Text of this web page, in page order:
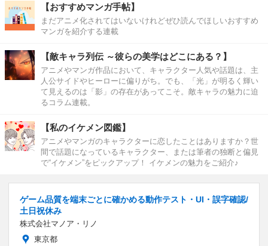
【おすすめマンガ手帖】
まだアニメ化されてはいないけれどぜひ読んでほしいおすすめ
マンガを紹介する連載
【敵キャラ列伝 ～彼らの美学はどこにある？】
アニメやマンガ作品において、キャラクター人気や話題は、主
人公サイドやヒーローに偏りがち。でも、「光」が明るく輝い
て見えるのは「影」の存在があってこそ。敵キャラの魅力に迫
るコラム連載。
【私のイケメン図鑑】
アニメやマンガのキャラクターに恋したことはありますか？世
間で話題になっているキャラクター、または筆者の独断と偏見
で“イケメン”をピックアップ！ イケメンの魅力をご紹介♪
ゲーム品質を端末ごとに確かめる動作テスト・UI・誤字確認/
土日祝休み
株式会社マノア・リノ
東京都